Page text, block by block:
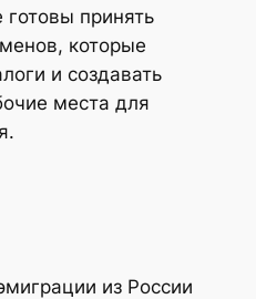
принять
которые
и создавать
места для
из России